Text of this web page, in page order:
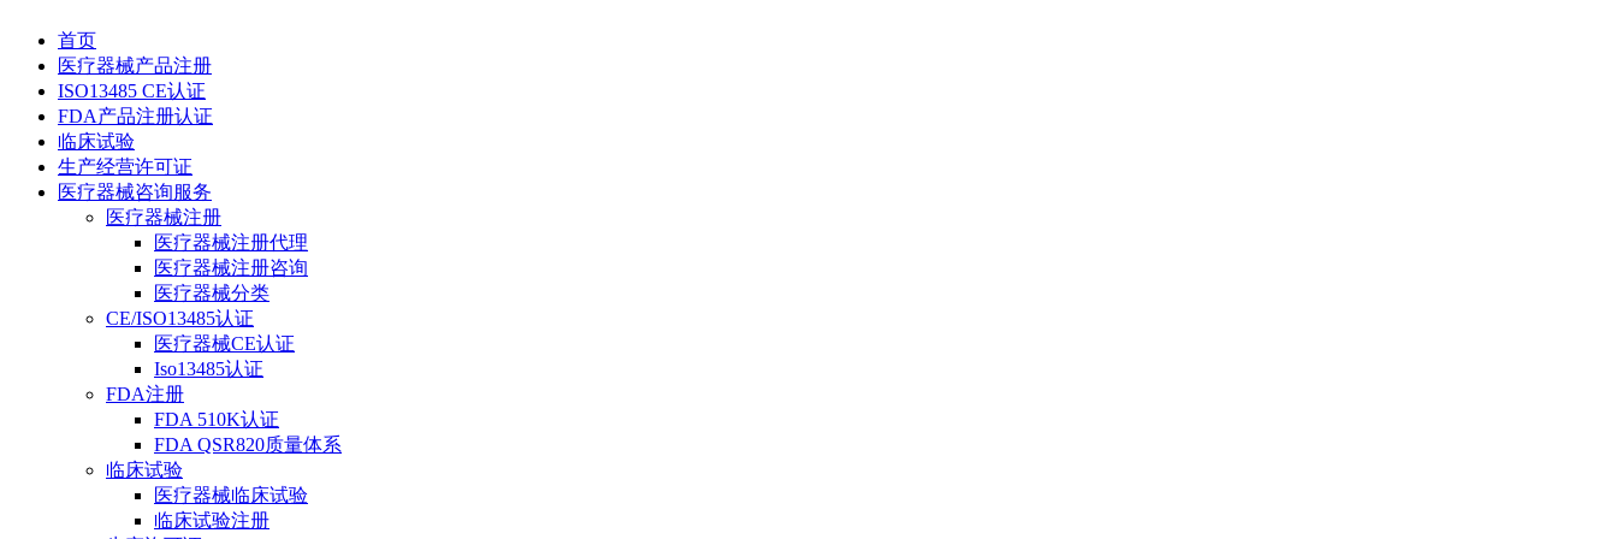
首页
医疗器械产品注册
ISO13485 CE认证
FDA产品注册认证
临床试验
生产经营许可证
医疗器械咨询服务
医疗器械注册
医疗器械注册代理
医疗器械注册咨询
医疗器械分类
CE/ISO13485认证
医疗器械CE认证
Iso13485认证
FDA注册
FDA 510K认证
FDA QSR820质量体系
临床试验
医疗器械临床试验
临床试验注册